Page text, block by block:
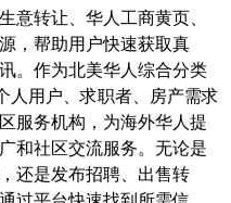
意转让、华人工商黄页、
，帮助用户快速获取真
。作为北美华人综合分类
人用户、求职者、房产需求
服务机构，为海外华人提
和社区交流服务。无论是
还是发布招聘、出售转